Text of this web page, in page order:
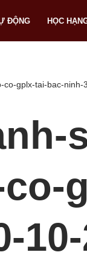
ĐỘNG HỌC
gplx-tai-bac-ninh-